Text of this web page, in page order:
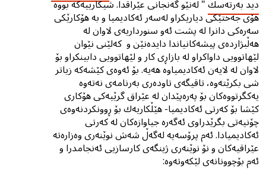
دید بەرتەسك" لەنێو گەنجانی عێراقدا. شیکارییەکە بووە
هۆی جەختێکی دیاریکراو لەسەر ئەکادیمیا و بە هۆکارێکى
سەرەکی دانرا لە پشت ئەو سنورداریەى لاوان لە
هەڵبژاردەى پیشەکانیاندا دایدەنێن و کەلێنى نێوان
لێهاتوویى داواکراو لە بازاڕى کار و لێهاتوویى دابینکراو بۆ
لاوان لە لایەن ئەکادیمیاوە هەیە. بۆ ئەوەی کێشەکە زیاتر
شی بکرێتەوە، تاقیگەی تاودەری بەرنامەی نەتەوە
یەكگرتووەكان بۆ پەرەپێدان لە عێراق گرێیەکی هۆکاری
کێشا بۆ کەرتی ئەکادیمیا- هێڵکاریەك بۆ ڕوونکردنەوەى
چۆنیەتى بگرێدراوى ئەگەرە جیاوازەکان لە کەرتی
ئەکادیمیادا. ئەم پرۆسەیە لەگەڵ شەش نوێنەری وەزارەتە
عێراقیەکان و نۆ نوێنەری ژینگەی کارسازیی ئەنجامدرا و
ئەم بۆچوونانەى لێکەوتەوە: